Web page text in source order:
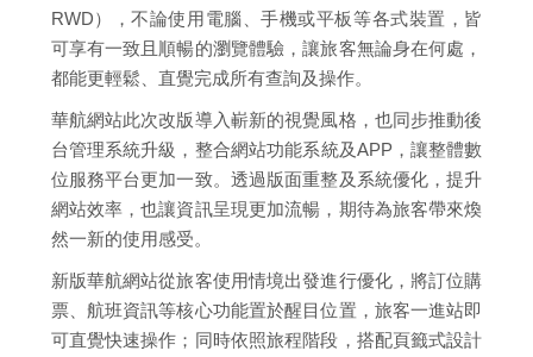
RWD），不論使用電腦、手機或平板等各式裝置，皆
可享有一致且順暢的瀏覽體驗，讓旅客無論身在何處，
都能更輕鬆、直覺完成所有查詢及操作。
華航網站此次改版導入嶄新的視覺風格，也同步推動後
台管理系統升級，整合網站功能系統及APP，讓整體數
位服務平台更加一致。透過版面重整及系統優化，提升
網站效率，也讓資訊呈現更加流暢，期待為旅客帶來煥
然一新的使用感受。
新版華航網站從旅客使用情境出發進行優化，將訂位購
票、航班資訊等核心功能置於醒目位置，旅客一進站即
可直覺快速操作；同時依照旅程階段，搭配頁籤式設計